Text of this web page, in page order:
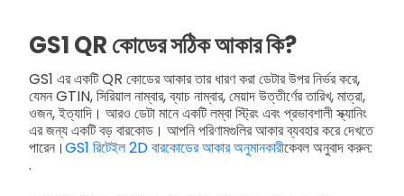
GS1 QR কোডের সঠিক আকার কি?
GS1 এর একটি QR কোডের আকার তার ধারণ করা ডেটার উপর নির্ভর করে,
যেমন GTIN, সিরিয়াল নাম্বার, ব্যাচ নাম্বার, মেয়াদ উত্তীর্ণের তারিখ, মাত্রা,
ওজন, ইত্যাদি। আরও ডেটা মানে একটি লম্বা স্ট্রিং এবং প্রভাবশালী স্ক্যানিং
এর জন্য একটি বড় বারকোড। আপনি পরিণামগুলির আকার ব্যবহার করে দেখতে
পারেন।GS1 রিটেইল 2D বারকোডের আকার অনুমানকারীকেবল অনুবাদ করুন:
.